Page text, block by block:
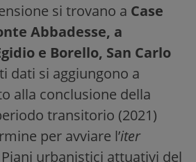
si trovano a Case
Abbadesse, a
e Borello, San Carlo
dati si aggiungono a
alla conclusione della
transitorio (2021)
per avviare l’iter
urbanistici attuativi del